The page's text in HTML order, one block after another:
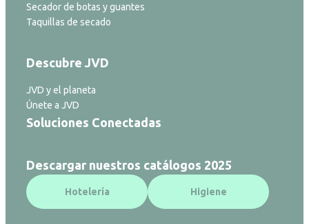
Secador de botas y guantes
Taquillas de secado
Descubre JVD
JVD y el planeta
Únete a JVD
Soluciones Conectadas
Descargar nuestros catálogos 2025
Hotelería Higiene